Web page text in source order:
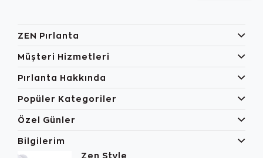
ZEN Pırlanta
Müşteri Hizmetleri
Pırlanta Hakkında
Popüler Kategoriler
Özel Günler
Bilgilerim
Zen Style